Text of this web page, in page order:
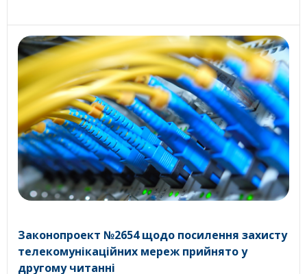
Законопроект №2654 щодо посилення захисту
телекомунікаційних мереж прийнято у
другому читанні